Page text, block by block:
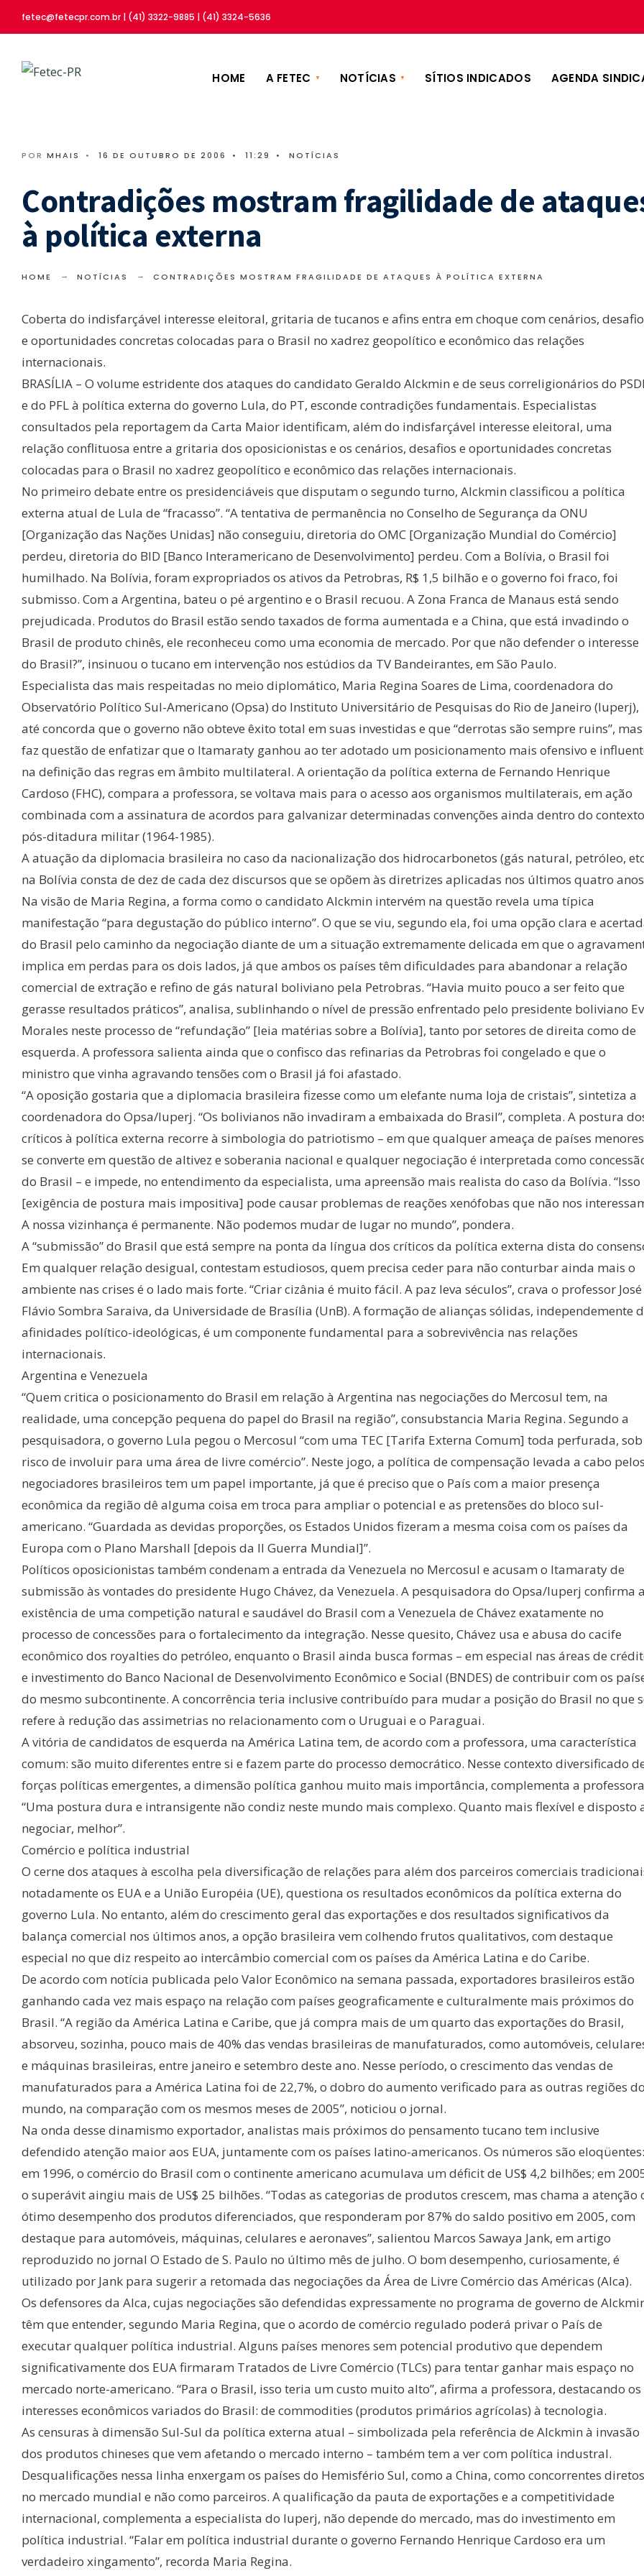
fetec@fetecpr.com.br | (41) 3322-9885 | (41) 3324-5636
HOME A FETEC NOTÍCIAS SÍTIOS INDICADOS AGENDA
POR MHAIS • 16 DE OUTUBRO DE 2006 • 11:29 • NOTÍCIAS
Contradições mostram fragilidade de
à política externa
HOME NOTÍCIAS CONTRADIÇÕES MOSTRAM FRAGILIDADE DE ATAQUES À POLÍTICA EXTERNA
Coberta do indisfarçável interesse eleitoral, gritaria de tucanos e afins entra em choque com cenários,
e oportunidades concretas colocadas para o Brasil no xadrez geopolítico e econômico das relações
internacionais.
BRASÍLIA – O volume estridente dos ataques do candidato Geraldo Alckmin e de seus correligionários do
e do PFL à política externa do governo Lula, do PT, esconde contradições fundamentais. Especialistas
consultados pela reportagem da Carta Maior identificam, além do indisfarçável interesse eleitoral, uma
relação conflituosa entre a gritaria dos oposicionistas e os cenários, desafios e oportunidades concretas
colocadas para o Brasil no xadrez geopolítico e econômico das relações internacionais.
No primeiro debate entre os presidenciáveis que disputam o segundo turno, Alckmin classificou a política
externa atual de Lula de “fracasso”. “A tentativa de permanência no Conselho de Segurança da ONU
[Organização das Nações Unidas] não conseguiu, diretoria do OMC [Organização Mundial do Comércio]
perdeu, diretoria do BID [Banco Interamericano de Desenvolvimento] perdeu. Com a Bolívia, o Brasil foi
humilhado. Na Bolívia, foram expropriados os ativos da Petrobras, R$ 1,5 bilhão e o governo foi fraco, foi
submisso. Com a Argentina, bateu o pé argentino e o Brasil recuou. A Zona Franca de Manaus está sendo
prejudicada. Produtos do Brasil estão sendo taxados de forma aumentada e a China, que está invadindo o
Brasil de produto chinês, ele reconheceu como uma economia de mercado. Por que não defender o interesse
do Brasil?”, insinuou o tucano em intervenção nos estúdios da TV Bandeirantes, em São Paulo.
Especialista das mais respeitadas no meio diplomático, Maria Regina Soares de Lima, coordenadora do
Observatório Político Sul-Americano (Opsa) do Instituto Universitário de Pesquisas do Rio de Janeiro (Iuperj),
até concorda que o governo não obteve êxito total em suas investidas e que “derrotas são sempre ruins”, mas
faz questão de enfatizar que o Itamaraty ganhou ao ter adotado um posicionamento mais ofensivo e
na definição das regras em âmbito multilateral. A orientação da política externa de Fernando Henrique
Cardoso (FHC), compara a professora, se voltava mais para o acesso aos organismos multilaterais, em ação
combinada com a assinatura de acordos para galvanizar determinadas convenções ainda dentro do contexto
pós-ditadura militar (1964-1985).
A atuação da diplomacia brasileira no caso da nacionalização dos hidrocarbonetos (gás natural, petróleo,
na Bolívia consta de dez de cada dez discursos que se opõem às diretrizes aplicadas nos últimos quatro
Na visão de Maria Regina, a forma como o candidato Alckmin intervém na questão revela uma típica
manifestação “para degustação do público interno”. O que se viu, segundo ela, foi uma opção clara e
do Brasil pelo caminho da negociação diante de um a situação extremamente delicada em que o
implica em perdas para os dois lados, já que ambos os países têm dificuldades para abandonar a relação
comercial de extração e refino de gás natural boliviano pela Petrobras. “Havia muito pouco a ser feito que
gerasse resultados práticos”, analisa, sublinhando o nível de pressão enfrentado pelo presidente boliviano
Morales neste processo de “refundação” [leia matérias sobre a Bolívia], tanto por setores de direita como de
esquerda. A professora salienta ainda que o confisco das refinarias da Petrobras foi congelado e que o
ministro que vinha agravando tensões com o Brasil já foi afastado.
“A oposição gostaria que a diplomacia brasileira fizesse como um elefante numa loja de cristais”, sintetiza a
coordenadora do Opsa/Iuperj. “Os bolivianos não invadiram a embaixada do Brasil”, completa. A postura
críticos à política externa recorre à simbologia do patriotismo – em que qualquer ameaça de países menores
se converte em questão de altivez e soberania nacional e qualquer negociação é interpretada como
do Brasil – e impede, no entendimento da especialista, uma apreensão mais realista do caso da Bolívia. “Isso
[exigência de postura mais impositiva] pode causar problemas de reações xenófobas que não nos
A nossa vizinhança é permanente. Não podemos mudar de lugar no mundo”, pondera.
A “submissão” do Brasil que está sempre na ponta da língua dos críticos da política externa dista do
Em qualquer relação desigual, contestam estudiosos, quem precisa ceder para não conturbar ainda mais o
ambiente nas crises é o lado mais forte. “Criar cizânia é muito fácil. A paz leva séculos”, crava o professor José
Flávio Sombra Saraiva, da Universidade de Brasília (UnB). A formação de alianças sólidas, independemente
afinidades político-ideológicas, é um componente fundamental para a sobrevivência nas relações
internacionais.
Argentina e Venezuela
“Quem critica o posicionamento do Brasil em relação à Argentina nas negociações do Mercosul tem, na
realidade, uma concepção pequena do papel do Brasil na região”, consubstancia Maria Regina. Segundo a
pesquisadora, o governo Lula pegou o Mercosul “com uma TEC [Tarifa Externa Comum] toda perfurada,
risco de involuir para uma área de livre comércio”. Neste jogo, a política de compensação levada a cabo pelos
negociadores brasileiros tem um papel importante, já que é preciso que o País com a maior presença
econômica da região dê alguma coisa em troca para ampliar o potencial e as pretensões do bloco sul-
americano. “Guardada as devidas proporções, os Estados Unidos fizeram a mesma coisa com os países da
Europa com o Plano Marshall [depois da II Guerra Mundial]”.
Políticos oposicionistas também condenam a entrada da Venezuela no Mercosul e acusam o Itamaraty de
submissão às vontades do presidente Hugo Chávez, da Venezuela. A pesquisadora do Opsa/Iuperj confirma a
existência de uma competição natural e saudável do Brasil com a Venezuela de Chávez exatamente no
processo de concessões para o fortalecimento da integração. Nesse quesito, Chávez usa e abusa do cacife
econômico dos royalties do petróleo, enquanto o Brasil ainda busca formas – em especial nas áreas de
e investimento do Banco Nacional de Desenvolvimento Econômico e Social (BNDES) de contribuir com os
do mesmo subcontinente. A concorrência teria inclusive contribuído para mudar a posição do Brasil no que
refere à redução das assimetrias no relacionamento com o Uruguai e o Paraguai.
A vitória de candidatos de esquerda na América Latina tem, de acordo com a professora, uma característica
comum: são muito diferentes entre si e fazem parte do processo democrático. Nesse contexto diversificado
forças políticas emergentes, a dimensão política ganhou muito mais importância, complementa a
“Uma postura dura e intransigente não condiz neste mundo mais complexo. Quanto mais flexível e disposto
negociar, melhor”.
Comércio e política industrial
O cerne dos ataques à escolha pela diversificação de relações para além dos parceiros comerciais
notadamente os EUA e a União Européia (UE), questiona os resultados econômicos da política externa do
governo Lula. No entanto, além do crescimento geral das exportações e dos resultados significativos da
balança comercial nos últimos anos, a opção brasileira vem colhendo frutos qualitativos, com destaque
especial no que diz respeito ao intercâmbio comercial com os países da América Latina e do Caribe.
De acordo com notícia publicada pelo Valor Econômico na semana passada, exportadores brasileiros estão
ganhando cada vez mais espaço na relação com países geograficamente e culturalmente mais próximos do
Brasil. “A região da América Latina e Caribe, que já compra mais de um quarto das exportações do Brasil,
absorveu, sozinha, pouco mais de 40% das vendas brasileiras de manufaturados, como automóveis,
e máquinas brasileiras, entre janeiro e setembro deste ano. Nesse período, o crescimento das vendas de
manufaturados para a América Latina foi de 22,7%, o dobro do aumento verificado para as outras regiões do
mundo, na comparação com os mesmos meses de 2005”, noticiou o jornal.
Na onda desse dinamismo exportador, analistas mais próximos do pensamento tucano tem inclusive
defendido atenção maior aos EUA, juntamente com os países latino-americanos. Os números são eloqüentes:
em 1996, o comércio do Brasil com o continente americano acumulava um déficit de US$ 4,2 bilhões; em
o superávit aingiu mais de US$ 25 bilhões. “Todas as categorias de produtos crescem, mas chama a atenção
ótimo desempenho dos produtos diferenciados, que responderam por 87% do saldo positivo em 2005, com
destaque para automóveis, máquinas, celulares e aeronaves”, salientou Marcos Sawaya Jank, em artigo
reproduzido no jornal O Estado de S. Paulo no último mês de julho. O bom desempenho, curiosamente, é
utilizado por Jank para sugerir a retomada das negociações da Área de Livre Comércio das Américas (Alca).
Os defensores da Alca, cujas negociações são defendidas expressamente no programa de governo de
têm que entender, segundo Maria Regina, que o acordo de comércio regulado poderá privar o País de
executar qualquer política industrial. Alguns países menores sem potencial produtivo que dependem
significativamente dos EUA firmaram Tratados de Livre Comércio (TLCs) para tentar ganhar mais espaço no
mercado norte-americano. “Para o Brasil, isso teria um custo muito alto”, afirma a professora, destacando os
interesses econômicos variados do Brasil: de commodities (produtos primários agrícolas) à tecnologia.
As censuras à dimensão Sul-Sul da política externa atual – simbolizada pela referência de Alckmin à invasão
dos produtos chineses que vem afetando o mercado interno – também tem a ver com política industral.
Desqualificações nessa linha enxergam os países do Hemisfério Sul, como a China, como concorrentes diretos
no mercado mundial e não como parceiros. A qualificação da pauta de exportações e a competitividade
internacional, complementa a especialista do Iuperj, não depende do mercado, mas do investimento em
política industrial. “Falar em política industrial durante o governo Fernando Henrique Cardoso era um
verdadeiro xingamento”, recorda Maria Regina.